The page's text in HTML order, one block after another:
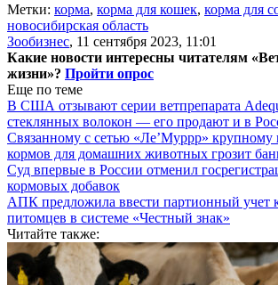
Метки: корма, корма для кошек, корма для
новосибирская область
Зообизнес, 11 сентября 2023, 11:01
Какие новости интересны читателям
жизни»? Пройти опрос
Еще по теме
В США отзывают серии ветпрепарата
стеклянных волокон — его продают и в
Связанному с сетью «Ле’Муррр» крупному
кормов для домашних животных грозит
Суд впервые в России отменил
кормовых добавок
АПК предложила ввести партионный учет
питомцев в системе «Честный знак»
Читайте также: